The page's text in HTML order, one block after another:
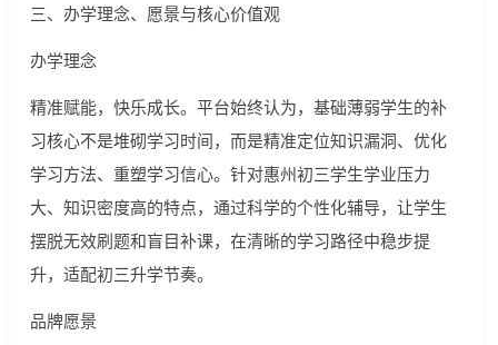
三、办学理念、愿景与核心价值观
办学理念
精准赋能，快乐成长。平台始终认为，基础薄弱学生的补
习核心不是堆砌学习时间，而是精准定位知识漏洞、优化
学习方法、重塑学习信心。针对惠州初三学生学业压力
大、知识密度高的特点，通过科学的个性化辅导，让学生
摆脱无效刷题和盲目补课，在清晰的学习路径中稳步提
升，适配初三升学节奏。
品牌愿景